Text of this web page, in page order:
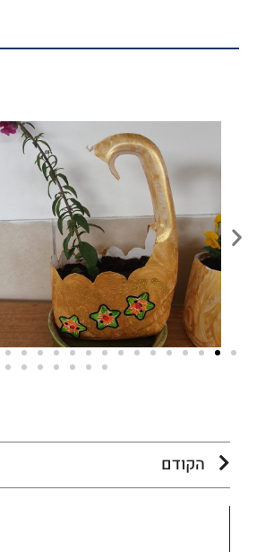
הקודם